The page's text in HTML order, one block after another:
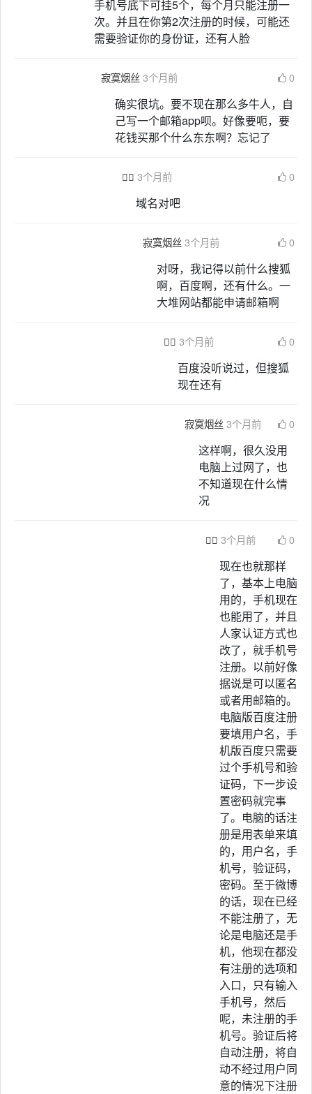
手机号底下可挂5个，每个月只能注册一
次。并且在你第2次注册的时候，可能还
需要验证你的身份证，还有人脸
寂寞烟丝 3个月前 0
确实很坑。要不现在那么多牛人，自
己写一个邮箱app呗。好像要呃，要
花钱买那个什么东东啊？忘记了
 3个月前 0
域名对吧
寂寞烟丝 3个月前 0
对呀，我记得以前什么搜狐
啊，百度啊，还有什么。一
大堆网站都能申请邮箱啊
 3个月前 0
百度没听说过，但搜狐
现在还有
寂寞烟丝 3个月前 0
这样啊，很久没用
电脑上过网了，也
不知道现在什么情
况
 3个月前 0
现在也就那样
了，基本上电脑
用的，手机现在
也能用了，并且
人家认证方式也
改了，就手机号
注册。以前好像
据说是可以匿名
或者用邮箱的。
电脑版百度注册
要填用户名，手
机版百度只需要
过个手机号和验
证码，下一步设
置密码就完事
了。电脑的话注
册是用表单来填
的，用户名，手
机号，验证码，
密码。至于微博
的话，现在已经
不能注册了，无
论是电脑还是手
机，他现在都没
有注册的选项和
入口，只有输入
手机号，然后
呢，未注册的手
机号。验证后将
自动注册，将自
动不经过用户同
意的情况下注册